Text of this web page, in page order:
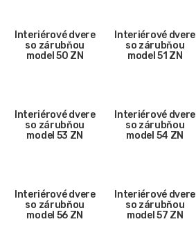
Interiérové dvere
so zárubňou
model 50 ZN
Interiérové dvere
so zárubňou
model 51 ZN
Interiérové dvere
so zárubňou
model 53 ZN
Interiérové dvere
so zárubňou
model 54 ZN
Interiérové dvere
so zárubňou
model 56 ZN
Interiérové dvere
so zárubňou
model 57 ZN